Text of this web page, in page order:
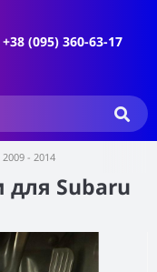
+38 (095) 360-63-17
- 2014
Subaru